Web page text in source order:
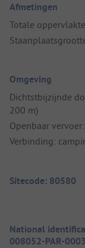
Afmetingen
Totale
Omgeving
Dichtstbijzijnde
200 m)
Openbaar
Verbinding:
Sitecode: 80580
National
008052-PAR-0003